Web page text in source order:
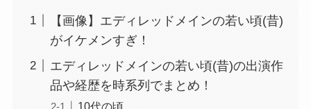
【画像】エディレッドメインの若い頃(昔)
がイケメンすぎ！
エディレッドメインの若い頃(昔)の出演作
品や経歴を時系列でまとめ！
10代の頃